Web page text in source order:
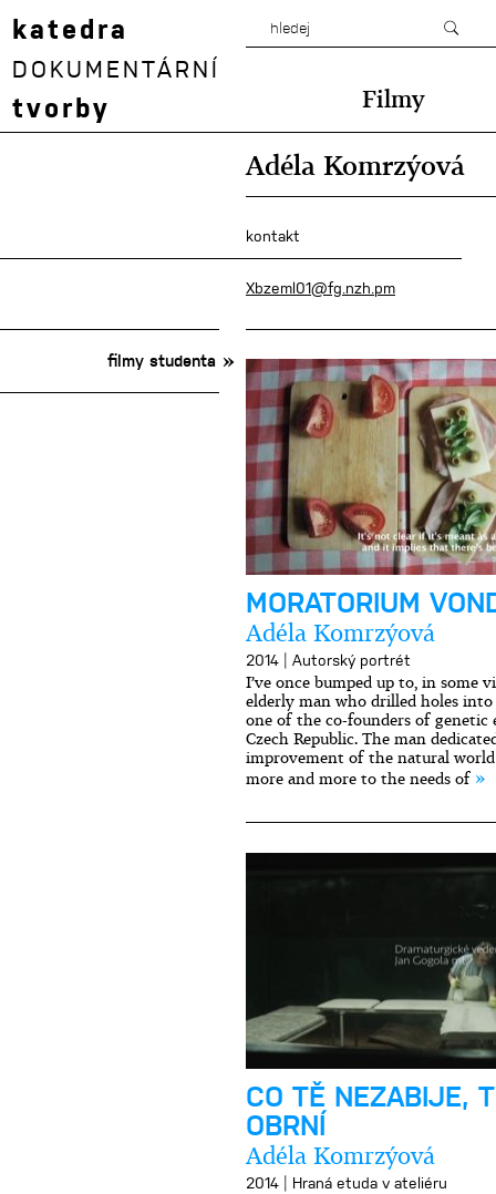
katedra
DOKUMENTÁRNÍ
tvorby Filmy
Adéla Komrzýová
kontakt
Xbzeml01@fg.nzh.pm
filmy studenta
MORATORIUM
Adéla Komrzýová
2014 | Autorský portrét
I’ve once bumped up to, in some
elderly man who drilled holes into
one of the co-founders of genetic
Czech Republic. The man
improvement of the natural
more and more to the needs of »
CO TĚ NEZABIJE,
OBRNÍ
Adéla Komrzýová
2014 | Hraná etuda v ateliéru